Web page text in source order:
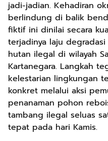
jadi-jadian. Kehadiran
berlindung di balik
fiktif ini dinilai secara
terjadinya laju
hutan ilegal di wilayah
Kartanegara. Langkah
kelestarian lingkungan
konkret melalui aksi
penanaman pohon
tambang ilegal seluas
tepat pada hari Kamis.